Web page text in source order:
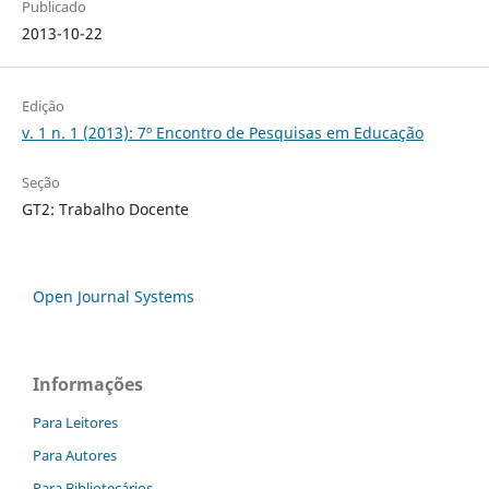
Publicado
2013-10-22
Edição
v. 1 n. 1 (2013): 7º Encontro de Pesquisas em Educação
Seção
GT2: Trabalho Docente
Open Journal Systems
Informações
Para Leitores
Para Autores